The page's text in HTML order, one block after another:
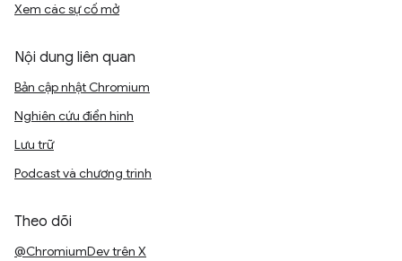
Xem các sự cố mở
Nội dung liên quan
Bản cập nhật Chromium
Nghiên cứu điển hình
Lưu trữ
Podcast và chương trình
Theo dõi
@ChromiumDev trên X